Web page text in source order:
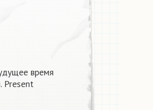
время
Present